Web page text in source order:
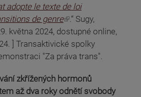
adopte le texte de loi
de genre
.“ Sugy,
května 2024, dostupné online,
] Transaktivické spolky
"Za práva trans".
zkřížených hormonů
až dva roky odnětí svobody